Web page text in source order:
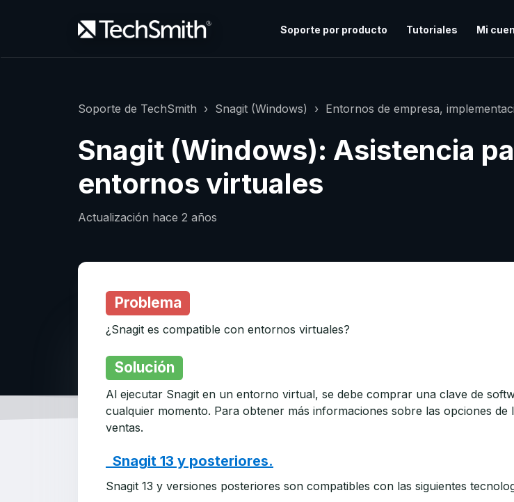
Soporte por producto Tutoriales Mi
Soporte de TechSmith Snagit (Windows) Entornos de empresa,
Snagit (Windows): Asistencia
entornos virtuales
Actualización hace 2 años
Problema
¿Snagit es compatible con entornos virtuales?
Solución
Al ejecutar Snagit en un entorno virtual, se debe comprar una clave de
cualquier momento. Para obtener más informaciones sobre las opciones de
ventas.
Snagit 13 y posteriores.
Snagit 13 y versiones posteriores son compatibles con las siguientes